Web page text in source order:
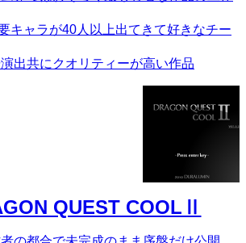
キャラが40人以上出てきて好きなチー
出共にクオリティーが高い作品
QUEST COOLⅡ